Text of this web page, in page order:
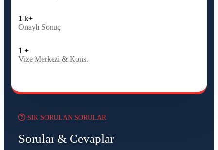
1 k+
Onaylı Sonuç
1 +
Vize Merkezi & Kons.
SIK SORULAN SORULAR
Sorular & Cevaplar